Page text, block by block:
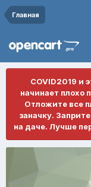
Главная
COVID2019 и
начинает плохо
Отложите все
заначку.
на даче. Лучше